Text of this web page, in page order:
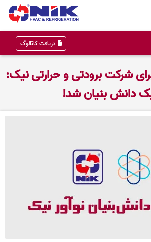
دریافت کاتالوگ
شرکت برودتی و حرارتی نیک:
دانش بنیان شد!